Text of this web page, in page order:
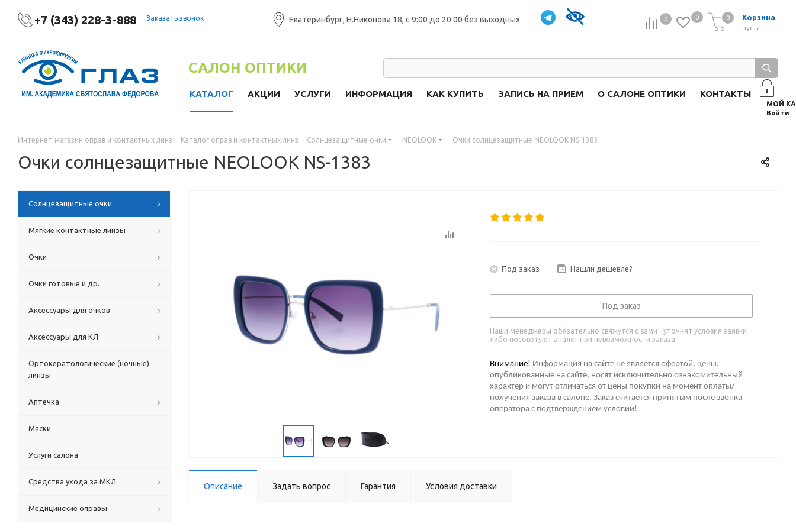
+7 (343) 228-3-888 Заказать звонок Екатеринбург, Н.Никонова 18, с 9:00 до 20:00 без выходных 0 0 Корзина
0
пуста
0
САЛОН ОПТИКИ
КАТАЛОГ АКЦИИ УСЛУГИ ИНФОРМАЦИЯ КАК КУПИТЬ ЗАПИСЬ НА ПРИЕМ О САЛОНЕ ОПТИКИ КОНТАКТЫ
Войти
Интернет-магазин оправ и контактных линз - Каталог оправ и контактных линз - Солнцезащитные очки - NEOLOOK - Очки солнцезащитные NEOLOOK NS-1383
Очки солнцезащитные NEOLOOK NS-1383
Под заказ Нашли дешевле?
Под заказ
Наши менеджеры обязательно свяжутся с вами - уточнят условия заявки
либо посоветуют аналог при невозможности заказа
Внимание! Информация на сайте не является офертой, цены,
опубликованные на сайте, носят исключительно ознакомительный
характер и могут отличаться от цены покупки на момент оплаты/
получения заказа в салоне. Заказ считается принятым после звонка
оператора с подтверждением условий!
Описание Задать вопрос Гарантия Условия доставки
Солнцезащитные очки
Мягкие контактные линзы
Очки
Очки готовые и др.
Аксессуары для очков
Аксессуары для КЛ
Ортокератологические (ночные)
линзы
Аптечка
Маски
Услуги салона
Средства ухода за МКЛ
Медицинские оправы